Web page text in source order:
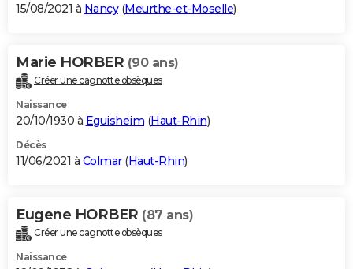
15/08/2021 à Nancy(Meurthe-et-Moselle)
Marie HORBER (90 ans)
Créer une cagnotte obsèques
Naissance
20/10/1930 à Eguisheim (Haut-Rhin)
Décès
11/06/2021 à Colmar(Haut-Rhin)
Eugene HORBER (87 ans)
Créer une cagnotte obsèques
Naissance